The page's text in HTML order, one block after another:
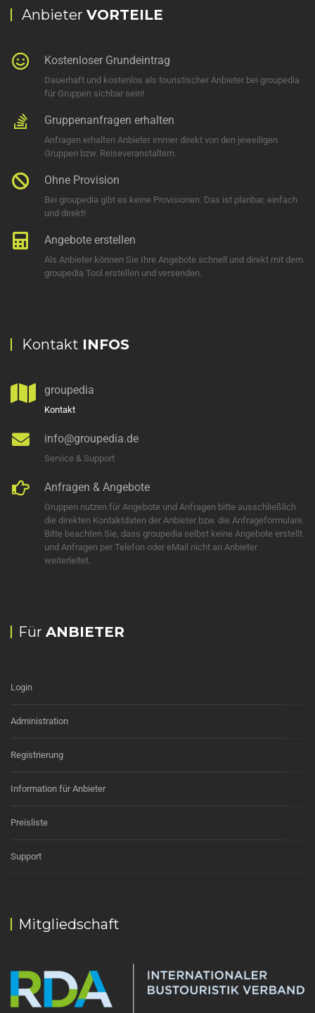
Anbieter VORTEILE
Kostenloser Grundeintrag
Dauerhaft und kostenlos als touristischer Anbieter bei groupedia
für Gruppen sichbar sein!
Gruppenanfragen erhalten
Anfragen erhalten Anbieter immer direkt von den jeweiligen
Gruppen bzw. Reiseveranstaltern.
Ohne Provision
Bei groupedia gibt es keine Provisionen. Das ist planbar, einfach
und direkt!
Angebote erstellen
Als Anbieter können Sie Ihre Angebote schnell und direkt mit dem
groupedia Tool erstellen und versenden.
Kontakt INFOS
groupedia
Kontakt
info@groupedia.de
Service & Support
Anfragen & Angebote
Gruppen nutzen für Angebote und Anfragen bitte ausschließlich
die direkten Kontaktdaten der Anbieter bzw. die Anfrageformulare.
Bitte beachten Sie, dass groupedia selbst keine Angebote erstellt
und Anfragen per Telefon oder eMail nicht an Anbieter
weiterleitet.
Für ANBIETER
Login
Administration
Registrierung
Information für Anbieter
Preisliste
Support
Mitgliedschaft